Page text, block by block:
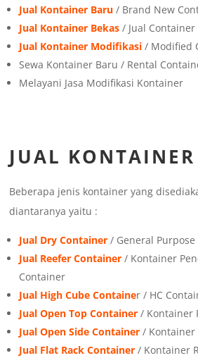
Jual Kontainer Baru / Brand New
Jual Kontainer Bekas / Jual Container
Jual Kontainer Modifikasi / Modified
Sewa Kontainer Baru / Rental
Melayani Jasa Modifikasi Kontainer
JUAL
Beberapa jenis kontainer yang
diantaranya yaitu :
Jual Dry Container / General
Jual Reefer Container / Kontainer
Container
Jual High Cube Container / HC
Jual Open Top Container / Kontainer
Jual Open Side Container / Kontainer
Jual Flat Rack Container / Kontainer